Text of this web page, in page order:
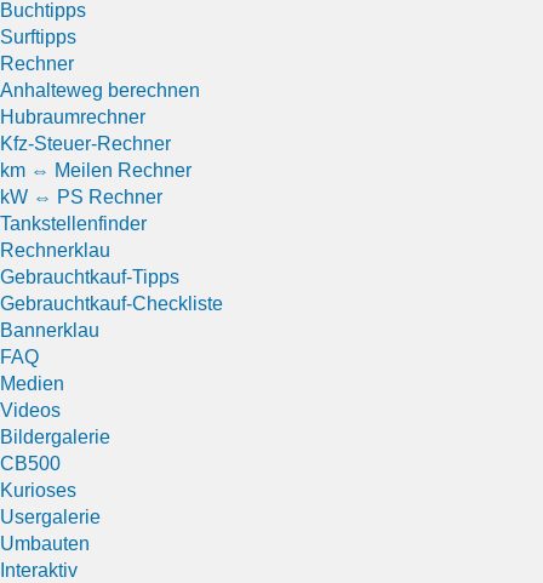
Buchtipps
Surftipps
Rechner
Anhalteweg berechnen
Hubraumrechner
Kfz-Steuer-Rechner
km ⇔ Meilen Rechner
kW ⇔ PS Rechner
Tankstellenfinder
Rechnerklau
Gebrauchtkauf-Tipps
Gebrauchtkauf-Checkliste
Bannerklau
FAQ
Medien
Videos
Bildergalerie
CB500
Kurioses
Usergalerie
Umbauten
Interaktiv